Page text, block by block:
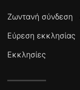
Ζωντανή σύνδεση
Εύρεση εκκλησίας
Εκκλησίες